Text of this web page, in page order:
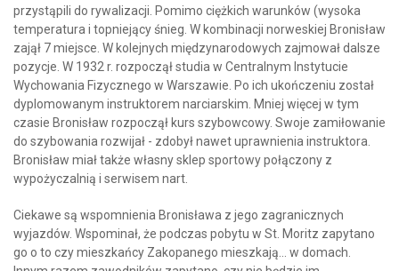
przystąpili do rywalizacji. Pomimo ciężkich warunków (wysoka
temperatura i topniejący śnieg. W kombinacji norweskiej Bronisław
zajął 7 miejsce. W kolejnych międzynarodowych zajmował dalsze
pozycje. W 1932 r. rozpoczął studia w Centralnym Instytucie
Wychowania Fizycznego w Warszawie. Po ich ukończeniu został
dyplomowanym instruktorem narciarskim. Mniej więcej w tym
czasie Bronisław rozpoczął kurs szybowcowy. Swoje zamiłowanie
do szybowania rozwijał - zdobył nawet uprawnienia instruktora.
Bronisław miał także własny sklep sportowy połączony z
wypożyczalnią i serwisem nart.
Ciekawe są wspomnienia Bronisława z jego zagranicznych
wyjazdów. Wspominał, że podczas pobytu w St. Moritz zapytano
go o to czy mieszkańcy Zakopanego mieszkają... w domach.